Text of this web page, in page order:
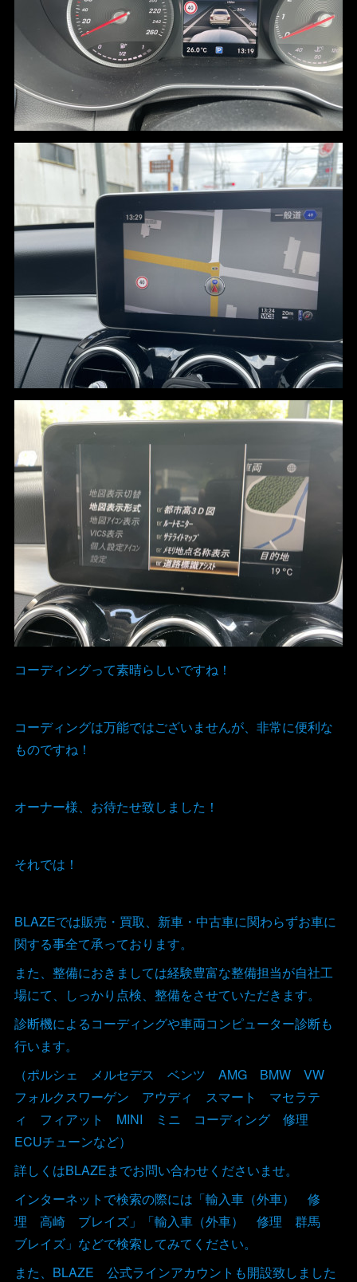
コーディングって素晴らしいですね！
コーディングは万能ではございませんが、非常に便利な
ものですね！
オーナー様、お待たせ致しました！
それでは！
BLAZEでは販売・買取、新車・中古車に関わらずお車に
関する事全て承っております。
また、整備におきましては経験豊富な整備担当が自社工
場にて、しっかり点検、整備をさせていただきます。
診断機によるコーディングや車両コンピューター診断も
行います。
（ポルシェ メルセデス ベンツ AMG BMW VW
フォルクスワーゲン アウディ スマート マセラテ
ィ フィアット MINI ミニ コーディング 修理
ECUチューンなど）
詳しくはBLAZEまでお問い合わせくださいませ。
インターネットで検索の際には「輸入車（外車） 修
理 高崎 ブレイズ」「輸入車（外車） 修理 群馬
ブレイズ」などで検索してみてください。
また、BLAZE 公式ラインアカウントも開設致しました